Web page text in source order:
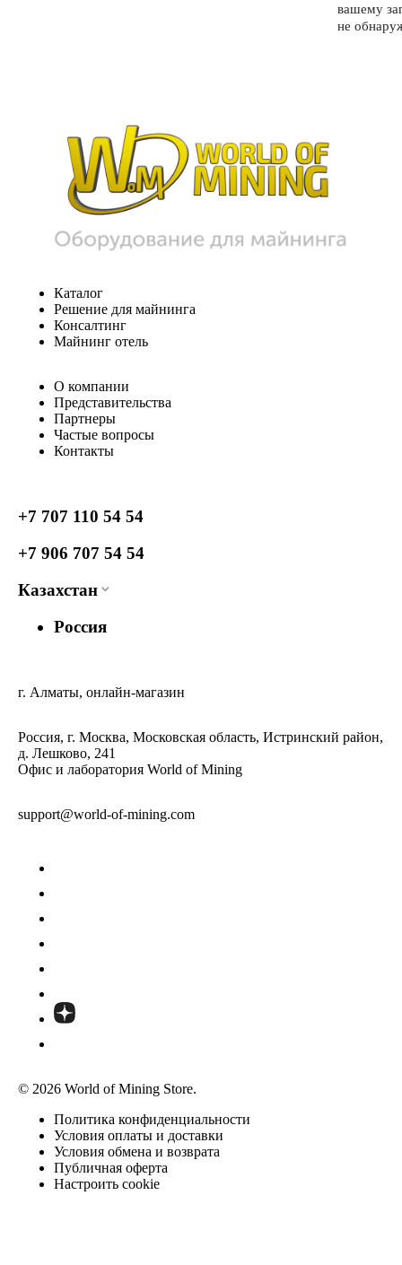
вашему
не
Каталог
Решение для майнинга
Консалтинг
Майнинг отель
О компании
Представительства
Партнеры
Частые вопросы
Контакты
+7 707 110 54 54
+7 906 707 54 54
Казахстан
Россия
г. Алматы, онлайн-магазин
Россия, г. Москва, Московская область, Истринский район,
д. Лешково, 241
Офис и лаборатория World of Mining
support@world-of-mining.com
© 2026 World of Mining Store.
Политика конфиденциальности
Условия оплаты и доставки
Условия обмена и возврата
Публичная оферта
Настроить cookie